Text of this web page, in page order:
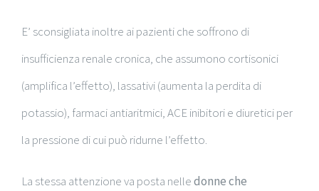
E’ sconsigliata inoltre ai pazienti che soffrono di
insufficienza renale cronica, che assumono cortisonici
(amplifica l’effetto), lassativi (aumenta la perdita di
potassio), farmaci antiaritmici, ACE inibitori e diuretici per
la pressione di cui può ridurne l’effetto.
La stessa attenzione va posta nelledonne che